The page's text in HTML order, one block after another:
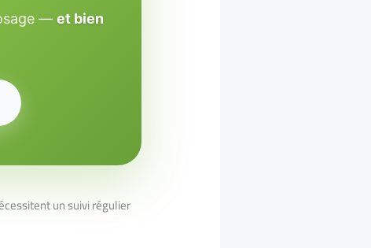
— et bien
un suivi régulier